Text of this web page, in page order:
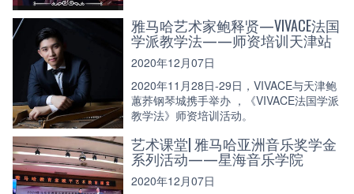
雅马哈艺术家鲍释贤—VIVACE法国
学派教学法——师资培训天津站
2020年12月07日
2020年11月28日-29日，VIVACE与天津鲍
蕙荞钢琴城携手举办 ，《VIVACE法国学派
教学法》师资培训活动。
艺术课堂| 雅马哈亚洲音乐奖学金
系列活动——星海音乐学院
2020年12月07日